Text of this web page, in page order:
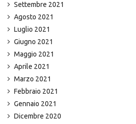
Settembre 2021
Agosto 2021
Luglio 2021
Giugno 2021
Maggio 2021
Aprile 2021
Marzo 2021
Febbraio 2021
Gennaio 2021
Dicembre 2020